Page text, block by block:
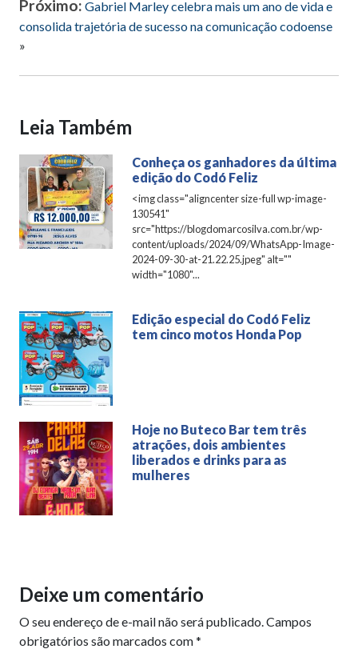
Próximo: Gabriel Marley celebra mais um ano de vida e
consolida trajetória de sucesso na comunicação codoense
»
Leia Também
Conheça os ganhadores da última
edição do Codó Feliz
<img class="aligncenter size-full wp-image-
130541"
src="https://blogdomarcosilva.com.br/wp-
content/uploads/2024/09/WhatsApp-Image-
2024-09-30-at-21.22.25.jpeg" alt=""
width="1080"...
Edição especial do Codó Feliz
tem cinco motos Honda Pop
Hoje no Buteco Bar tem três
atrações, dois ambientes
liberados e drinks para as
mulheres
Deixe um comentário
O seu endereço de e-mail não será publicado.Campos
obrigatórios são marcados com*